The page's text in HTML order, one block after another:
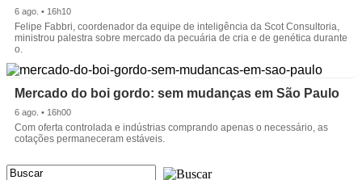
6 ago. • 16h10
Felipe Fabbri, coordenador da equipe de inteligência da Scot Consultoria,
ministrou palestra sobre mercado da pecuária de cria e de genética durante
o.
Mercado do boi gordo: sem mudanças em São Paulo
6 ago. • 16h00
Com oferta controlada e indústrias comprando apenas o necessário, as
cotações permaneceram estáveis.